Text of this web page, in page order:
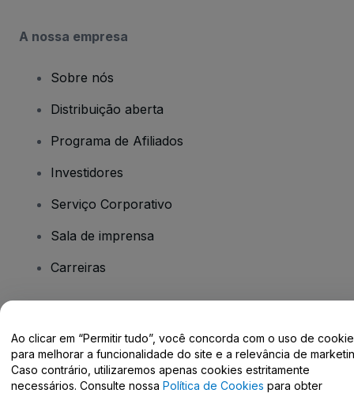
A nossa empresa
Sobre nós
Distribuição aberta
Programa de Afiliados
Investidores
Serviço Corporativo
Sala de imprensa
Carreiras
Centro de Ajuda / Fale Conosco
Ao clicar em “Permitir tudo”, você concorda com o uso de
para melhorar a funcionalidade do site e a relevância de
Caso contrário, utilizaremos apenas cookies estritamente
necessários. Consulte nossa Política de Cookies para obter